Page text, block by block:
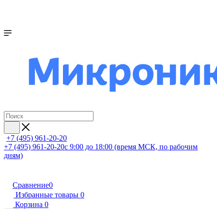
+7 (495) 961-20-20
+7 (495) 961-20-20с 9:00 до 18:00 (время МСК, по рабочим
дням)
Сравнение0
Избранные товары 0
Корзина 0